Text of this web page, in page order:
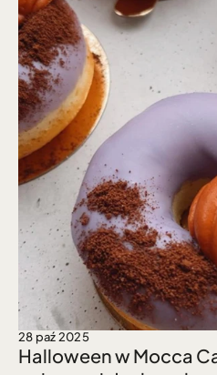
28 paź 2025
Halloween w Mocca